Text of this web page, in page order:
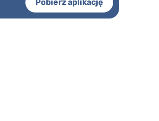
Pobierz aplikację